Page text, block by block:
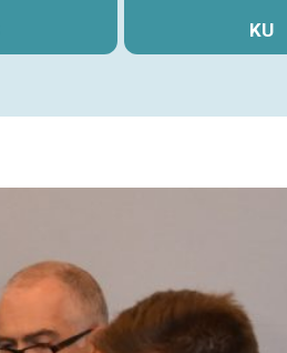
KU